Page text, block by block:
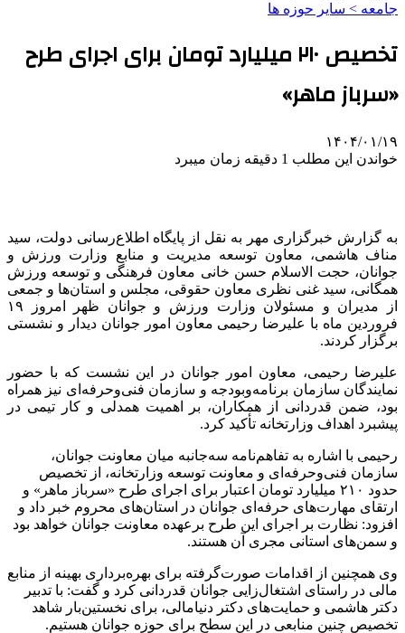
جامعه > سایر حوزه ها
تخصیص ۲۱۰ میلیارد تومان برای اجرای طرح
«سرباز ماهر»
۱۴۰۴/۰۱/۱۹
خواندن این مطلب 1 دقیقه زمان میبرد
به گزارش خبرگزاری مهر به نقل از پایگاه اطلاع‌رسانی دولت، سید
مناف هاشمی، معاون توسعه مدیریت و منابع وزارت ورزش و
جوانان، حجت الاسلام حسن خانی معاون فرهنگی و توسعه ورزش
همگانی، سید غنی نظری معاون حقوقی، مجلس و استان‌ها و جمعی
از مدیران و مسئولان وزارت ورزش و جوانان ظهر امروز ۱۹
فروردین ماه با علیرضا رحیمی معاون امور جوانان دیدار و نشستی
برگزار کردند.
علیرضا رحیمی، معاون امور جوانان در این نشست که با حضور
نمایندگان سازمان برنامه‌وبودجه و سازمان فنی‌وحرفه‌ای نیز همراه
بود، ضمن قدردانی از همکاران، بر اهمیت همدلی و کار تیمی در
پیشبرد اهداف وزارتخانه تأکید کرد.
رحیمی با اشاره به تفاهم‌نامه سه‌جانبه میان معاونت جوانان،
سازمان فنی‌وحرفه‌ای و معاونت توسعه وزارتخانه، از تخصیص
حدود ۲۱۰ میلیارد تومان اعتبار برای اجرای طرح «سرباز ماهر» و
ارتقای مهارت‌های حرفه‌ای جوانان در استان‌های محروم خبر داد و
افزود: نظارت بر اجرای این طرح برعهده معاونت جوانان خواهد بود
و سمن‌های استانی مجری آن هستند.
وی همچنین از اقدامات صورت‌گرفته برای بهره‌برداری بهینه از منابع
مالی در راستای اشتغال‌زایی جوانان قدردانی کرد و گفت: با تدبیر
دکتر هاشمی و حمایت‌های دکتر دنیامالی، برای نخستین‌بار شاهد
تخصیص چنین منابعی در این سطح برای حوزه جوانان هستیم.